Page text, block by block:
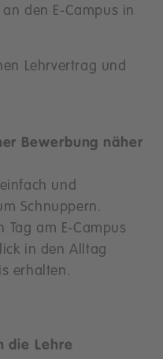
den E-Campus in
Lehrvertrag und
Bewerbung näher
und
Schnuppern.
Tag am E-Campus
in den Alltag
erhalten.
die Lehre